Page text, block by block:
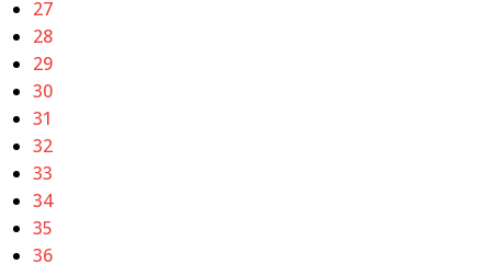
27
28
29
30
31
32
33
34
35
36